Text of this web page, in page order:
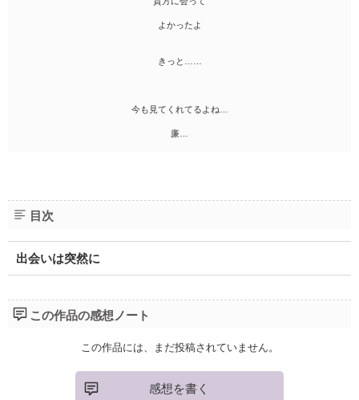
よかったよ
きっと……
今も見てくれてるよね…
廉…
目次
出会いは突然に
この作品の感想ノート
この作品には、まだ投稿されていません。
感想を書く